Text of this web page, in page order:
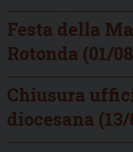
Festa della
Rotonda (01/
Chiusura
diocesana